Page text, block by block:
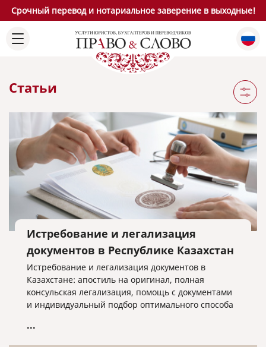
Срочный перевод и нотариальное заверение в выходные!
Статьи
Истребование и легализация
документов в Республике Казахстан
Истребование и легализация документов в
Казахстане: апостиль на оригинал, полная
консульская легализация, помощь с документами
и индивидуальный подбор оптимального способа
...